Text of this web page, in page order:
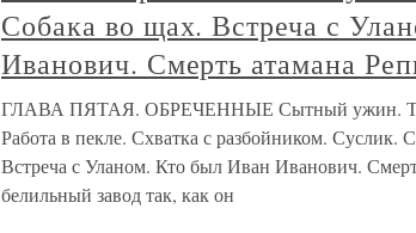
Собака во щах. Встреча с
Иванович. Смерть атамана
ГЛАВА ПЯТАЯ. ОБРЕЧЕННЫЕ Сытный ужин.
Работа в пекле. Схватка с разбойником. Суслик.
Встреча с Уланом. Кто был Иван Иванович.
белильный завод так, как он